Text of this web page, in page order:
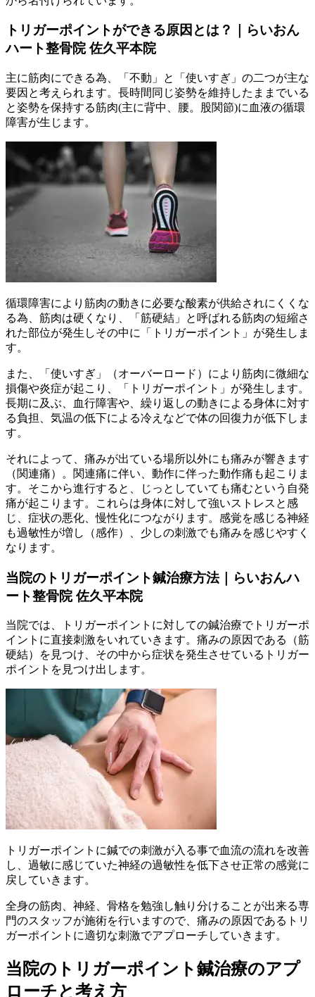
トリガーポイントができる原因とは？｜らいおん
ハート整骨院 佐久平本院
主に筋肉にできる為、「不動」と「使いすぎ」の二つが主な
要因と考えられます。長時間同じ姿勢を維持したままでいる
と姿勢を保持する筋肉(主に背中、腰。股関節)に血液の循環
障害が生じます。
循環障害により筋肉の動きに必要な酸素が供給されにくくな
る為、筋肉は硬くなり、「筋硬結」と呼ばれる筋肉の短縮さ
れた部位が発生しその中に「トリガーポイント」が発生しま
す。
また、「使いすぎ」（オーバーロード）により筋肉に微細な
損傷や炎症が起こり、「トリガーポイント」が発生します。
長期に及ぶ、血行障害や、繰り返しの動きによる身体に対す
る負担、気温の低下による冷えなどで体の回復力が低下しま
す。
それによって、痛みが出ている場所以外にも痛みが響きます
（関連痛）。関連痛に伴い、動作に伴った動作痛も起こりま
す。そこから進行すると、じっとしていても痛むという自発
痛が起こります。これらは身体に対して強いストレスと感
じ、症状の悪化、慢性化につながります。感覚を感じる神経
も過敏性が増し（感作）、少しの刺激でも痛みを感じやすく
なります。
当院のトリガーポイント鍼治療方法｜らいおんハ
ート整骨院 佐久平本院
当院では、トリガーポイントに対しての鍼治療でトリガーポ
イントに直接刺激をいれていきます。痛みの原因である（筋
硬結）を見つけ、その中から症状を発生させているトリガー
ポイントを見つけ出します。
トリガーポイントに鍼での刺激が入る事で血流の流れを改善
し、過敏に感じていた神経の過敏性を低下させ正常の感覚に
戻していきます。
全身の筋肉、神経、骨格を勉強し触り分けることが出来る専
門のスタッフが施術を行いますので、痛みの原因であるトリ
ガーポイントに適切な刺激でアプローチしていきます。
当院のトリガーポイント鍼治療のアプ
ローチと考え方